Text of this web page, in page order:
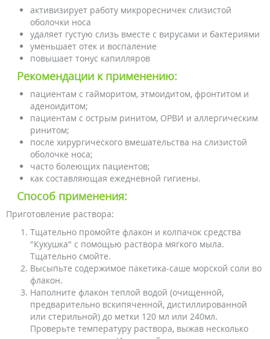
активизирует работу микроресничек слизистой
оболочки носа
удаляет густую слизь вместе с вирусами и бактериями
уменьшает отек и воспаление
повышает тонус капилляров
Рекомендации к применению:
пациентам с гайморитом, этмоидитом, фронтитом и
аденоидитом;
пациентам с острым ринитом, ОРВИ и аллергическим
ринитом;
после хирургического вмешательства на слизистой
оболочке носа;
часто болеющих пациентов;
как составляющая ежедневной гигиены.
Способ применения:
Приготовление раствора:
Тщательно промойте флакон и колпачок средства
"Кукушка" с помощью раствора мягкого мыла.
Тщательно смойте.
Высыпьте содержимое пакетика-саше морской соли во
флакон.
Наполните флакон теплой водой (очищенной,
предварительно вскипяченной, дистиллированной
или стерильной) до метки 120 мл или 240мл.
Проверьте температуру раствора, выжав несколько